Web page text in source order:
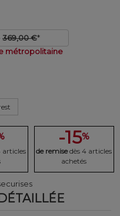
369,00 €*
métropolitaine
articles
-15%
de remise dès 4 articles
achetés